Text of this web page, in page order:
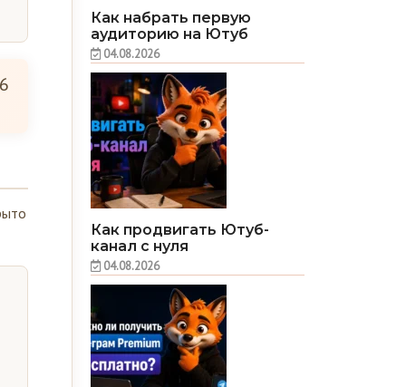
Как набрать первую
аудиторию на Ютуб
04.08.2026
Как продвигать Ютуб-
канал с нуля
04.08.2026